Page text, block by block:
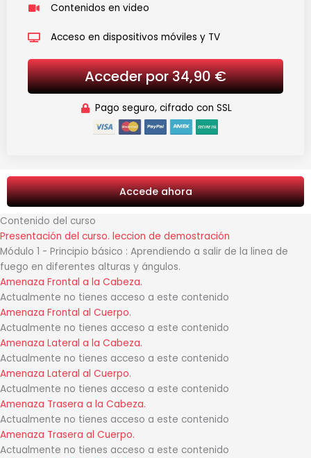
Contenidos en video
Acceso en dispositivos móviles y TV
Acceder por 34,90 €
Pago seguro, cifrado con SSL
Accede ahora
Contenido del curso
Presentación del curso. leccion de demostración
Módulo 1 - Principio básico : Aprendiendo a salir de la linea de
fuego en diferentes alturas y ángulos.
Amenaza Frontal a la Cabeza.
Actualmente no tienes acceso a este contenido
Amenaza Frontal al Cuerpo.
Actualmente no tienes acceso a este contenido
Amenaza Lateral a la Cabeza.
Actualmente no tienes acceso a este contenido
Amenaza Lateral al Cuerpo.
Actualmente no tienes acceso a este contenido
Amenaza Trasera a la Cabeza.
Actualmente no tienes acceso a este contenido
Amenaza Trasera al Cuerpo.
Actualmente no tienes acceso a este contenido